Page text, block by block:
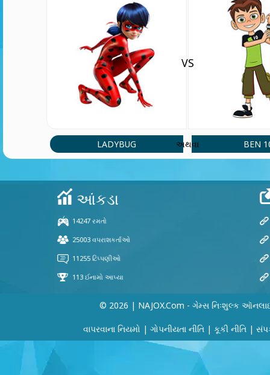
LADYBUG
VS
અથવા BEN
© 2026 | NAJOX.com - ગેમ્સ નિઃશુલ્ક
વાપરવાના નિયમો | ગોપનીયતા નીતિ| કૂકી નીતિ|